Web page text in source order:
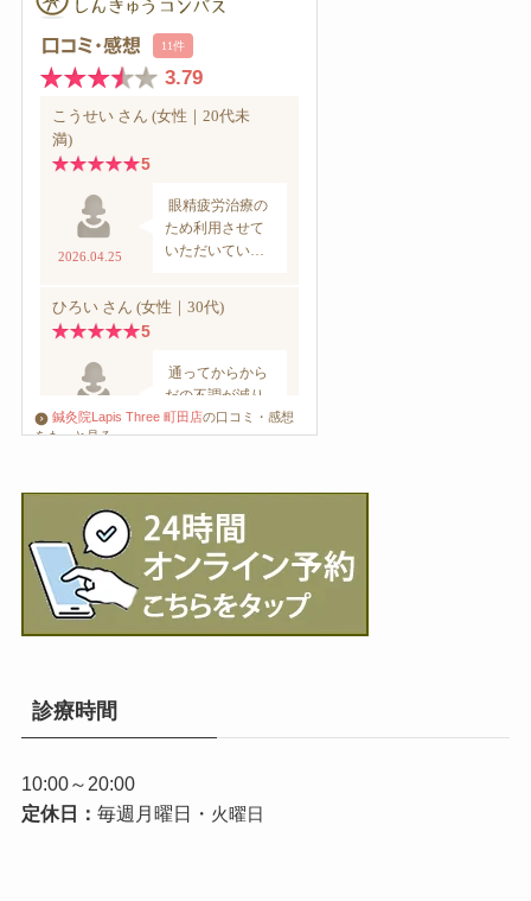
鍼灸院Lapis Three 町田店の口コミ・感想
をもっと見る
診療時間
10:00～20:00
定休日： 毎週月曜日・ 火曜日